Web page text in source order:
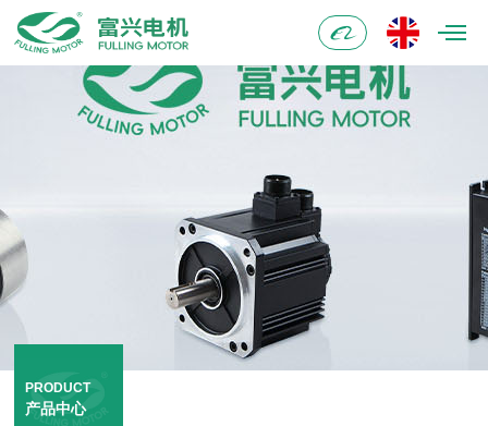
阿
里
巴
PRODUCT
产品中心